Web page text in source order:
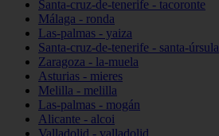
Santa-cruz-de-tenerife - tacoronte
Málaga - ronda
Las-palmas - yaiza
Santa-cruz-de-tenerife - santa-úrsula
Zaragoza - la-muela
Asturias - mieres
Melilla - melilla
Las-palmas - mogán
Alicante - alcoi
Valladolid - valladolid